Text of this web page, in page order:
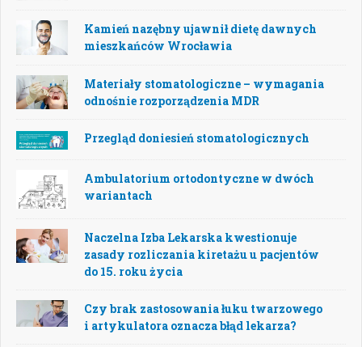
Kamień nazębny ujawnił dietę dawnych
mieszkańców Wrocławia
Materiały stomatologiczne – wymagania
odnośnie rozporządzenia MDR
Przegląd doniesień stomatologicznych
Ambulatorium ortodontyczne w dwóch
wariantach
Naczelna Izba Lekarska kwestionuje
zasady rozliczania kiretażu u pacjentów
do 15. roku życia
Czy brak zastosowania łuku twarzowego
i artykulatora oznacza błąd lekarza?